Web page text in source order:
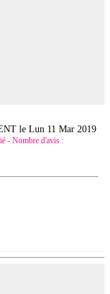
leLun 11 Mar 2019
- Nombre d'avis :